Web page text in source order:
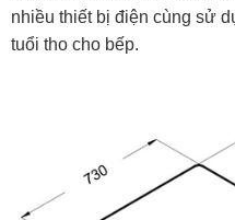
nhiều thiết bị điện cùng sử
tuổi tho cho bếp.